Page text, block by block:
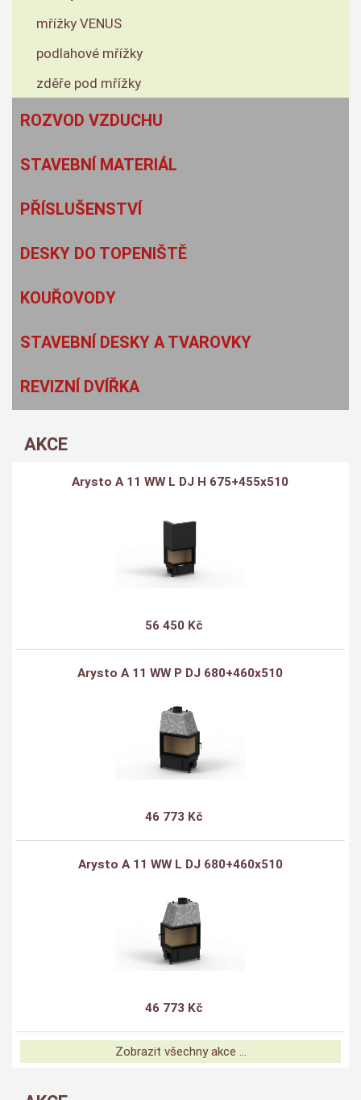
mřížky VENUS
podlahové mřížky
zděře pod mřížky
ROZVOD VZDUCHU
STAVEBNÍ MATERIÁL
PŘÍSLUŠENSTVÍ
DESKY DO TOPENIŠTĚ
KOUŘOVODY
STAVEBNÍ DESKY A TVAROVKY
REVIZNÍ DVÍŘKA
AKCE
Arysto A 11 WW L DJ H 675+455x510
56 450 Kč
Arysto A 11 WW P DJ 680+460x510
46 773 Kč
Arysto A 11 WW L DJ 680+460x510
46 773 Kč
Zobrazit všechny akce ...